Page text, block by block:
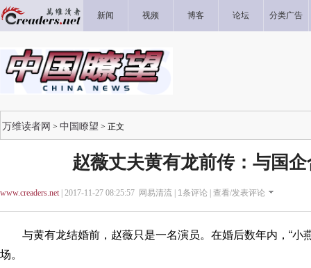
新闻 视频 博客 论坛 分类广告
万维读者网 > 中国瞭望 > 正文
赵薇丈夫黄有龙前传：与国
www.creaders.net| 2017-11-27 08:25:57 网易清流 | 1条评论 | 查看/发表评论
与黄有龙结婚前，赵薇只是一名演员。在婚后数年内，“小燕
场。